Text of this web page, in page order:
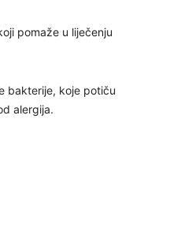
pomaže u liječenju
bakterije, koje potiču
alergija.